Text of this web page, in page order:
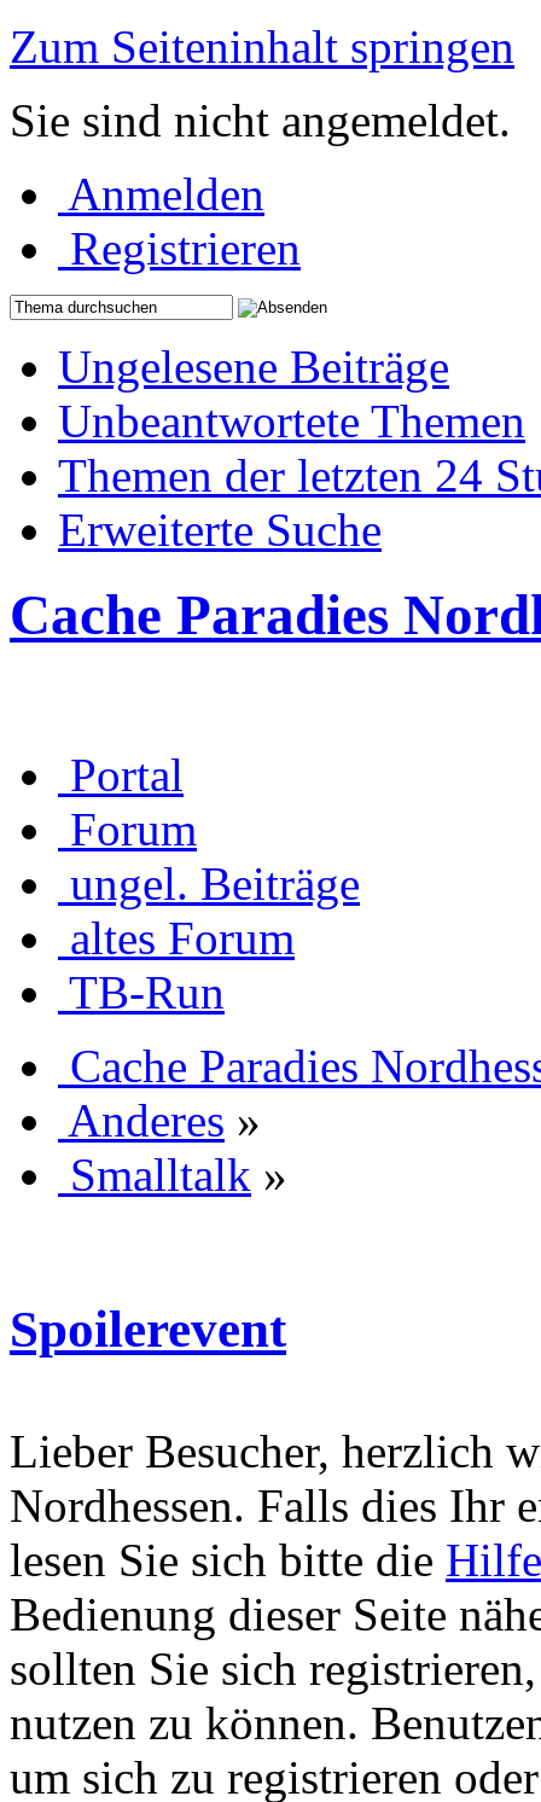
Zum Seiteninhalt springen
Sie sind nicht angemeldet.
Anmelden
Registrieren
Ungelesene Beiträge
Unbeantwortete Themen
Themen der letzten 24
Erweiterte Suche
Cache Paradies
Portal
Forum
ungel. Beiträge
altes Forum
TB-Run
Cache Paradies
Anderes »
Smalltalk »
Spoilerevent
Lieber Besucher, herzlich
Nordhessen. Falls dies Ihr
lesen Sie sich bitte die Hilfe
Bedienung dieser Seite
sollten Sie sich
nutzen zu können.
um sich zu registrieren